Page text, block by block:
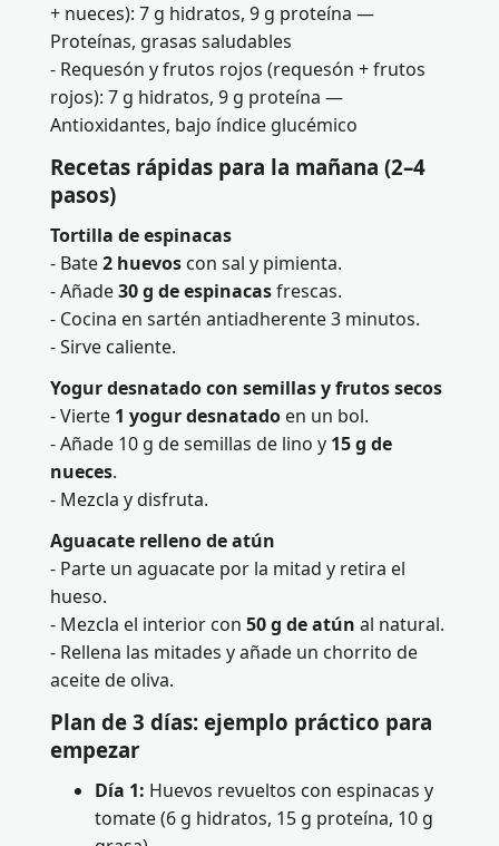
+ nueces): 7 g hidratos, 9 g proteína —
Proteínas, grasas saludables
- Requesón y frutos rojos (requesón + frutos
rojos): 7 g hidratos, 9 g proteína —
Antioxidantes, bajo índice glucémico
Recetas rápidas para la mañana (2–4
pasos)
Tortilla de espinacas
- Bate2 huevos con sal y pimienta.
- Añade30 g de espinacasfrescas.
- Cocina en sartén antiadherente 3 minutos.
- Sirve caliente.
Yogur desnatado con semillas y frutos secos
- Vierte 1 yogur desnatado en un bol.
- Añade 10 g de semillas de lino y 15 g de
nueces.
- Mezcla y disfruta.
Aguacate relleno de atún
- Parte un aguacate por la mitad y retira el
hueso.
- Mezcla el interior con 50 g de atún al natural.
- Rellena las mitades y añade un chorrito de
aceite de oliva.
Plan de 3 días: ejemplo práctico para
empezar
Día 1: Huevos revueltos con espinacas y
tomate (6 g hidratos, 15 g proteína, 10 g